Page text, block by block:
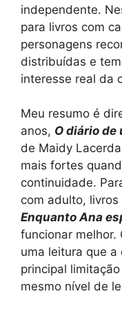
independente.
para livros com
personagens
distribuídas e
interesse real da
Meu resumo é
anos, O diário
de Maidy
mais fortes
continuidade.
com adulto, livros
Enquanto Ana
funcionar melhor.
uma leitura que a
principal
mesmo nível de